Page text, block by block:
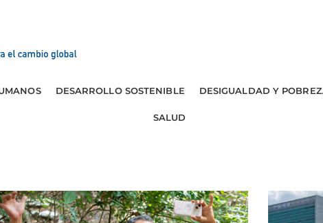
DESARROLLO SOSTENIBLE DESIGUALDAD Y
SALUD